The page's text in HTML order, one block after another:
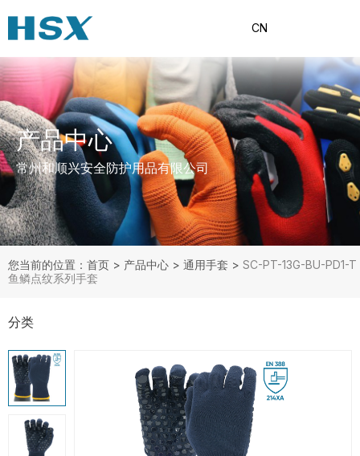
CN
产品中心
常州和顺兴安全防护用品有限公司
您当前的位置：首页 > 产品中心 > 通用手套 > SC-PT-13G-BU-PD1-T
鱼鳞点纹系列手套
产品分类
分类
热门产品
G13-PUG1315 紧急分离护指PU手套